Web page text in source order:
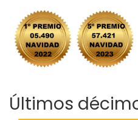
Últimos